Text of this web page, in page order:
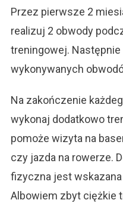
Przez pierwsze 2
realizuj 2 obwody
treningowej.
wykonywanych
Na zakończenie
wykonaj dodatkowo
pomoże wizyta na
czy jazda na rowerze.
fizyczna jest
Albowiem zbyt ciężkie